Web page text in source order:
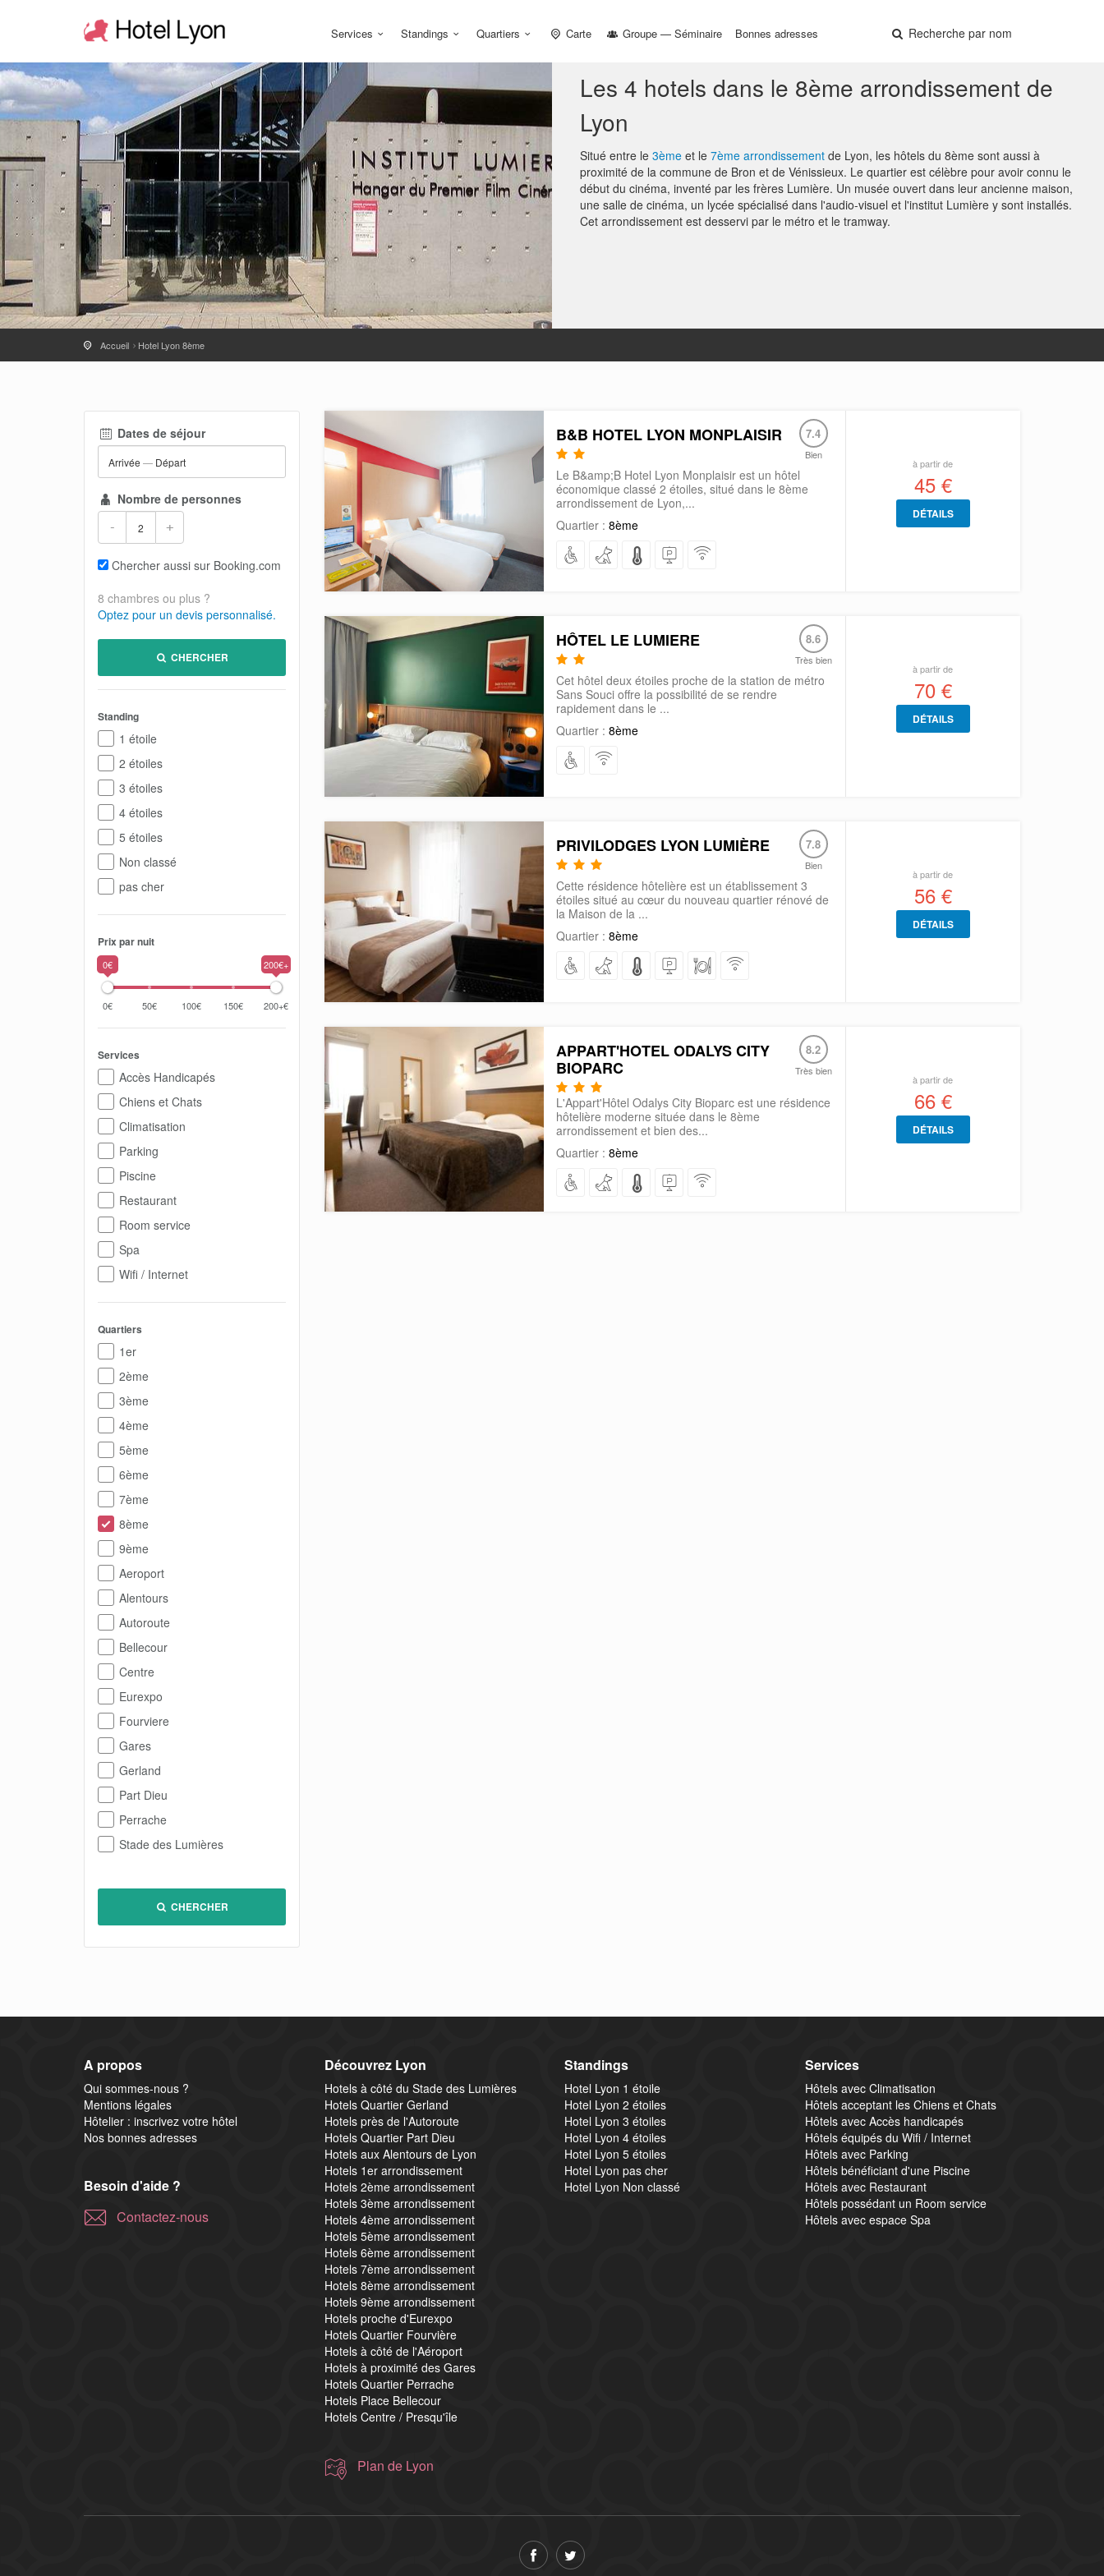
Services Standings Quartiers Carte Groupe — Séminaire Bonnes adresses Recherche par nom
Les 4 hotels dans le 8ème arrondissement de
Lyon
Situé entre le 3èmeet le 7ème arrondissementde Lyon, les hôtels du 8ème sont aussi à
proximité de la commune de Bron et de Vénissieux. Le quartier est célèbre pour avoir connu le
début du cinéma, inventé par les frères Lumière. Un musée ouvert dans leur ancienne maison,
une salle de cinéma, un lycée spécialisé dans l'audio-visuel et l'institut Lumière y sont installés.
Cet arrondissement est desservi par le métro et le tramway.
Accueil Hotel Lyon 8ème
Dates de séjour
Arrivée — Départ
Nombre de personnes
- +
Chercher aussi sur Booking.com
8 chambres ou plus ?
Optez pour un devis personnalisé.
CHERCHER
Standing
1 étoile
2 étoiles
3 étoiles
4 étoiles
5 étoiles
Non classé
pas cher
Prix par nuit
0€ 50€ 100€ 150€ 200+€
0€ 200€+
Services
Accès Handicapés
Chiens et Chats
Climatisation
Parking
Piscine
Restaurant
Room service
Spa
Wifi / Internet
Quartiers
1er
2ème
3ème
4ème
5ème
6ème
7ème
8ème
9ème
Aeroport
Alentours
Autoroute
Bellecour
Centre
Eurexpo
Fourviere
Gares
Gerland
Part Dieu
Perrache
Stade des Lumières
CHERCHER
B&B HOTEL LYON MONPLAISIR 7.4
Bien
Le B&amp;B Hotel Lyon Monplaisir est un hôtel
économique classé 2 étoiles, situé dans le 8ème
arrondissement de Lyon,...
Quartier : 8ème
à partir de
45 €
DÉTAILS
HÔTEL LE LUMIERE 8.6
Très bien
Cet hôtel deux étoiles proche de la station de métro
Sans Souci offre la possibilité de se rendre
rapidement dans le ...
Quartier : 8ème
à partir de
70 €
DÉTAILS
PRIVILODGES LYON LUMIÈRE 7.8
Bien
Cette résidence hôtelière est un établissement 3
étoiles situé au cœur du nouveau quartier rénové de
la Maison de la ...
Quartier : 8ème
à partir de
56 €
DÉTAILS
APPART'HOTEL ODALYS CITY
BIOPARC
8.2
Très bien
L'Appart'Hôtel Odalys City Bioparc est une résidence
hôtelière moderne située dans le 8ème
arrondissement et bien des...
Quartier : 8ème
à partir de
66 €
DÉTAILS
A propos
Qui sommes-nous ?
Mentions légales
Hôtelier : inscrivez votre hôtel
Nos bonnes adresses
Besoin d'aide ?
Contactez-nous
Découvrez Lyon
Hotels à côté du Stade des Lumières
Hotels Quartier Gerland
Hotels près de l'Autoroute
Hotels Quartier Part Dieu
Hotels aux Alentours de Lyon
Hotels 1er arrondissement
Hotels 2ème arrondissement
Hotels 3ème arrondissement
Hotels 4ème arrondissement
Hotels 5ème arrondissement
Hotels 6ème arrondissement
Hotels 7ème arrondissement
Hotels 8ème arrondissement
Hotels 9ème arrondissement
Hotels proche d'Eurexpo
Hotels Quartier Fourvière
Hotels à côté de l'Aéroport
Hotels à proximité des Gares
Hotels Quartier Perrache
Hotels Place Bellecour
Hotels Centre / Presqu'île
Plan de Lyon
Standings
Hotel Lyon 1 étoile
Hotel Lyon 2 étoiles
Hotel Lyon 3 étoiles
Hotel Lyon 4 étoiles
Hotel Lyon 5 étoiles
Hotel Lyon pas cher
Hotel Lyon Non classé
Services
Hôtels avec Climatisation
Hôtels acceptant les Chiens et Chats
Hôtels avec Accès handicapés
Hôtels équipés du Wifi / Internet
Hôtels avec Parking
Hôtels bénéficiant d'une Piscine
Hôtels avec Restaurant
Hôtels possédant un Room service
Hôtels avec espace Spa